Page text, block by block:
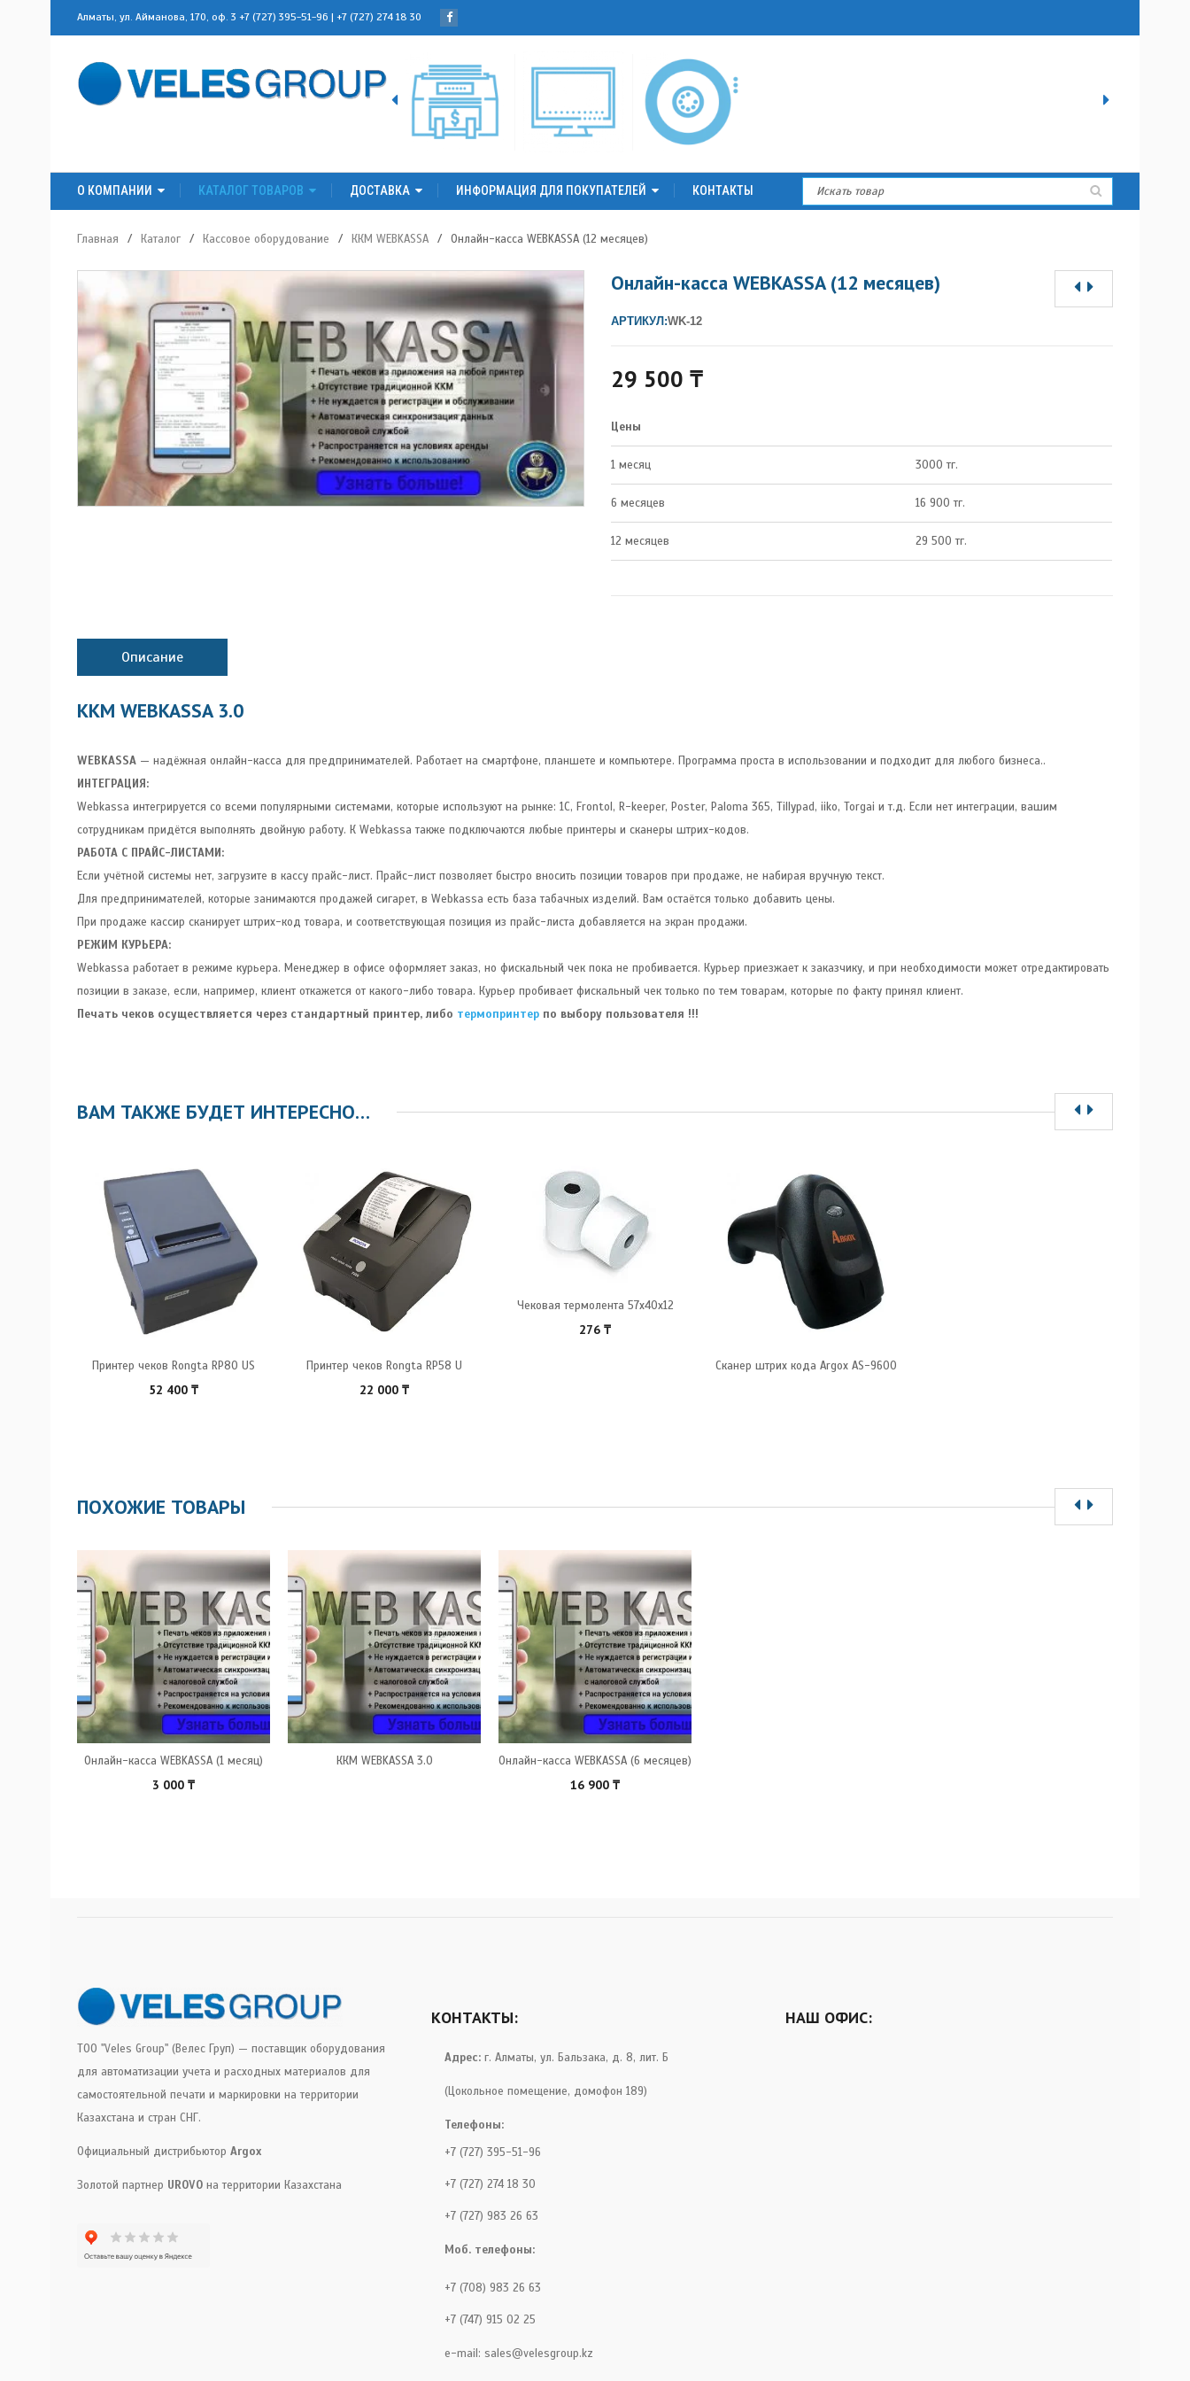
Алматы, ул. Айманова, 170, оф. 3 +7 (727) 395-51-96 | +7 (727) 274 18 30
О КОМПАНИИ КАТАЛОГ ТОВАРОВ ДОСТАВКА ИНФОРМАЦИЯ ДЛЯ ПОКУПАТЕЛЕЙ КОНТАКТЫ
Главная / Каталог / Кассовое оборудование / ККМ WEBKASSA / Онлайн-касса WEBKASSA (12 месяцев)
Онлайн-касса WEBKASSA (12 месяцев)
АРТИКУЛ:WK-12
29 500₸
Цены
1 месяц 3000 тг.
6 месяцев 16 900 тг.
12 месяцев 29 500 тг.
Описание
ККМ WEBKASSA 3.0
WEBKASSA — надёжная онлайн-касса для предпринимателей. Работает на смартфоне, планшете и компьютере. Программа проста в использовании и подходит для любого бизнеса..
ИНТЕГРАЦИЯ:
Webkassa интегрируется со всеми популярными системами, которые используют на рынке: 1C, Frontol, R-keeper, Poster, Paloma 365, Tillypad, iiko, Torgai и т.д. Если нет интеграции, вашим
сотрудникам придётся выполнять двойную работу. К Webkassa также подключаются любые принтеры и сканеры штрих-кодов.
РАБОТА С ПРАЙС-ЛИСТАМИ:
Если учётной системы нет, загрузите в кассу прайс-лист. Прайс-лист позволяет быстро вносить позиции товаров при продаже, не набирая вручную текст.
Для предпринимателей, которые занимаются продажей сигарет, в Webkassa есть база табачных изделий. Вам остаётся только добавить цены.
При продаже кассир сканирует штрих-код товара, и соответствующая позиция из прайс-листа добавляется на экран продажи.
РЕЖИМ КУРЬЕРА:
Webkassa работает в режиме курьера. Менеджер в офисе оформляет заказ, но фискальный чек пока не пробивается. Курьер приезжает к заказчику, и при необходимости может отредактировать
позиции в заказе, если, например, клиент откажется от какого-либо товара. Курьер пробивает фискальный чек только по тем товарам, которые по факту принял клиент.
Печать чеков осуществляется через стандартный принтер, либо термопринтер по выбору пользователя !!!
ВАМ ТАКЖЕ БУДЕТ ИНТЕРЕСНО…
Принтер чеков Rongta RP80 US
52 400 ₸
Принтер чеков Rongta RP58 U
22 000 ₸
Чековая термолента 57x40x12
276 ₸
Сканер штрих кода Argox AS-9600
ПОХОЖИЕ ТОВАРЫ
Онлайн-касса WEBKASSA (1 месяц)
3 000 ₸
ККМ WEBKASSA 3.0 Онлайн-касса WEBKASSA (6 месяцев)
16 900 ₸
ТОО "Veles Group" (Велес Груп) — поставщик оборудования
для автоматизации учета и расходных материалов для
самостоятельной печати и маркировки на территории
Казахстана и стран СНГ.
Официальный дистрибьютор Argox
Золотой партнер UROVO на территории Казахстана
КОНТАКТЫ:
Адрес: г. Алматы, ул. Бальзака, д. 8, лит. Б
(Цокольное помещение, домофон 189)
Телефоны:
+7 (727) 395-51-96
+7 (727) 274 18 30
+7 (727) 983 26 63
Моб. телефоны:
+7 (708) 983 26 63
+7 (747) 915 02 25
e-mail: sales@velesgroup.kz
НАШ ОФИС: